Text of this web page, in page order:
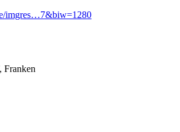
imgres…7&biw=1280
Franken